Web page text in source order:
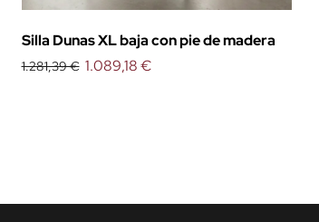
Silla Dunas XL baja con pie de madera
1.281,39 € 1.089,18 €